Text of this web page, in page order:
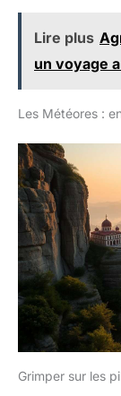
Lire plus
un voyage
Les Météores :
Grimper sur les